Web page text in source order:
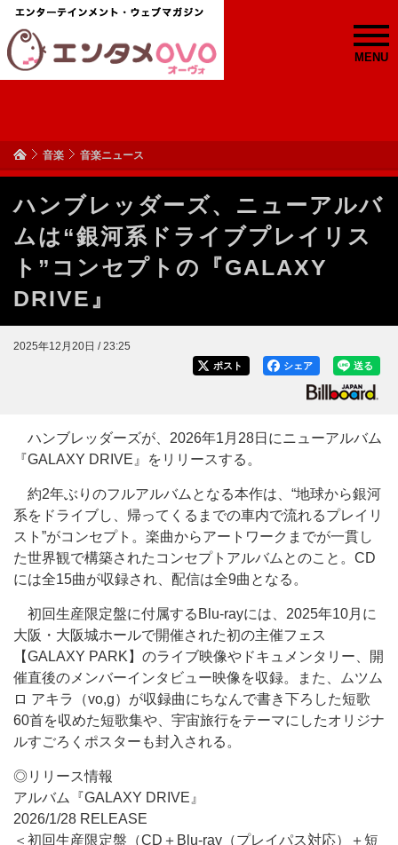
MENU
音楽 音楽ニュース
ハンブレッダーズ、ニューアルバ
ムは“銀河系ドライブプレイリス
ト”コンセプトの『GALAXY
DRIVE』
2025年12月20日 / 23:25
送る
シェア
ポスト
ハンブレッダーズが、2026年1月28日にニューアルバム
『GALAXY DRIVE』をリリースする。
約2年ぶりのフルアルバムとなる本作は、“地球から銀河
系をドライブし、帰ってくるまでの車内で流れるプレイリ
スト”がコンセプト。楽曲からアートワークまでが一貫し
た世界観で構築されたコンセプトアルバムとのこと。CD
には全15曲が収録され、配信は全9曲となる。
初回生産限定盤に付属するBlu-rayには、2025年10月に
大阪・大阪城ホールで開催された初の主催フェス
【GALAXY PARK】のライブ映像やドキュメンタリー、開
催直後のメンバーインタビュー映像を収録。また、ムツム
ロ アキラ（vo,g）が収録曲にちなんで書き下ろした短歌
60首を収めた短歌集や、宇宙旅行をテーマにしたオリジナ
ルすごろくポスターも封入される。
◎リリース情報
アルバム『GALAXY DRIVE』
2026/1/28 RELEASE
＜初回生産限定盤（CD＋Blu-ray（プレイパス対応）＋短